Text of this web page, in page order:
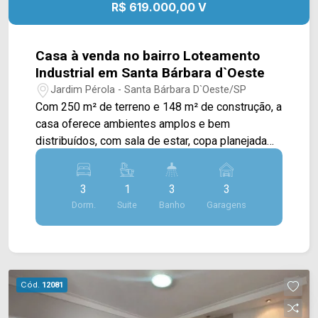
- Presente em cada mudança!
R$ 619.000,00 V
Casa à venda no bairro Loteamento
Industrial em Santa Bárbara d`Oeste
Jardim Pérola - Santa Bárbara D`Oeste/SP
Com 250 m² de terreno e 148 m² de construção, a
casa oferece ambientes amplos e bem
distribuídos, com sala de estar, copa planejada
com cristaleira e cozinha planejada,
proporcionando mais praticidade e conforto para
a rotina da família. Dois dormitórios contam com
móveis planejados, garantindo melhor
organização dos espaços. A área de lazer é um
ambiente agradável para reunir amigos e
familiares. O piso em porcelanato em toda a área
interna, o portão eletrônico e a lavanderia ampla
3
Dorm.
1
Suite
3
Banho
3
Garagens
Cód. 12081